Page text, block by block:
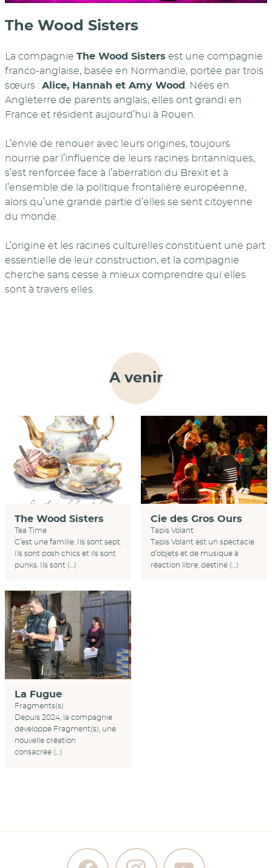
The Wood Sisters
La compagnie The Wood Sisters est une compagnie
franco-anglaise, basée en Normandie, portée par trois
sœurs : Alice, Hannah et Amy Wood
. Nées en
Angleterre de parents anglais, elles ont grandi en
France et résident aujourd’hui à Rouen.
L’envie de renouer avec leurs origines, toujours
nourrie par l’influence de leurs racines britanniques,
s’est renforcée face à l’aberration du Brexit et à
l’ensemble de la politique frontalière européenne,
alors qu’une grande partie d’elles se sent citoyenne
du monde.
L’origine et les racines culturelles constituent une part
essentielle de leur construction, et la compagnie
cherche sans cesse à mieux comprendre qui elles
sont à travers elles.
A venir
The Wood Sisters
Tea Time
C’est une famille. Ils sont sept.
Ils sont posh chics et ils sont
punks. Ils sont (…)
Cie des Gros Ours
Tapis Volant
Tapis Volant est un spectacle
d’objets et de musique à
réaction libre, destiné (…)
La Fugue
Fragments(s)
Depuis 2024, la compagnie
développe Fragment(s), une
nouvelle création
consacrée (…)